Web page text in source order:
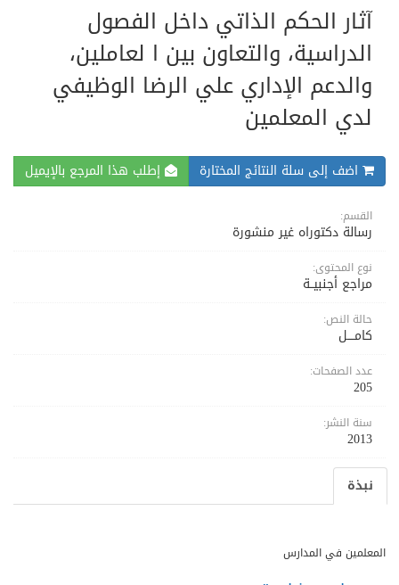
آثار الحكم الذاتي داخل الفصول
الدراسية، والتعاون بين ا لعاملين،
والدعم الإداري علي الرضا الوظيفي
لدي المعلمين
اضف إلى سلة النتائج المختارة إطلب هذا المرجع بالإيميل
القسم:
رسالة دكتوراه غير منشورة
نوع المحتوى:
مراجع أجنبيــة
حالة النص:
كامــــل
عدد الصفحات:
205
سنة النشر:
2013
نبذة
المعلمين في المدارس